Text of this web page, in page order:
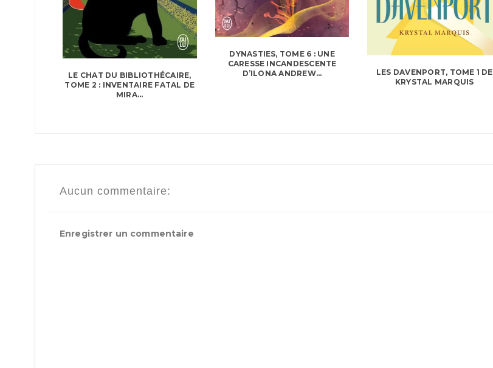
LE CHAT DU BIBLIOTHÉCAIRE,
TOME 2 : INVENTAIRE FATAL DE
MIRA...
DYNASTIES, TOME 6 : UNE
CARESSE INCANDESCENTE
D’ILONA ANDREW...
LES DAVENPORT, TOME 1 DE
KRYSTAL MARQUIS
Aucun commentaire:
Enregistrer un commentaire